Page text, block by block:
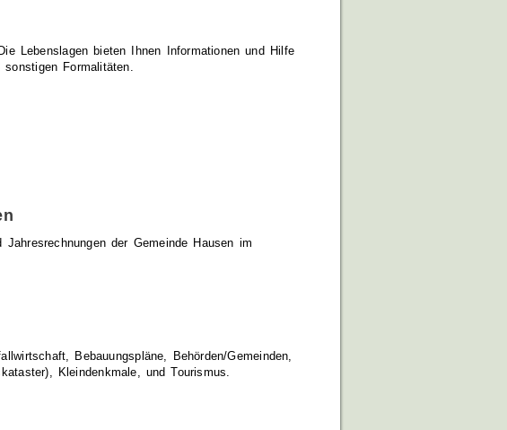
Lebenslagen bieten Ihnen Informationen und Hilfe
Formalitäten.
der Gemeinde Hausen im
Bebauungspläne, Behörden/Gemeinden,
Kleindenkmale, und Tourismus.